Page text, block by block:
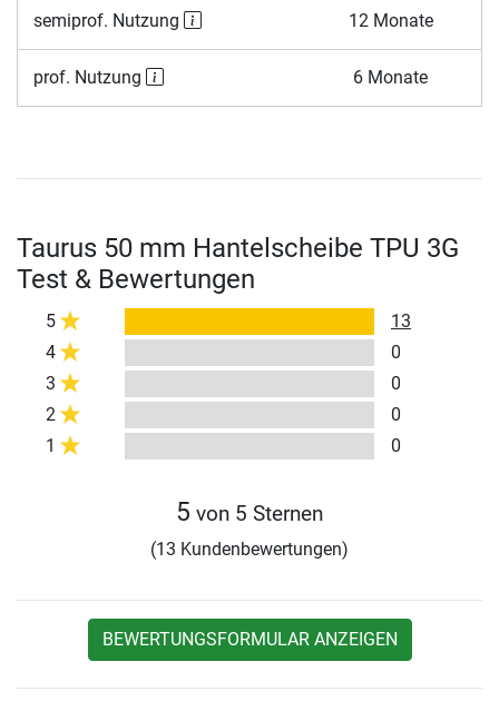
semiprof. Nutzung 12 Monate
prof. Nutzung 6 Monate
Taurus 50 mm Hantelscheibe TPU 3G
Test & Bewertungen
5
13
4
0
3
0
2
0
1
0
5 von 5 Sternen
(13 Kundenbewertungen)
BEWERTUNGSFORMULAR ANZEIGEN